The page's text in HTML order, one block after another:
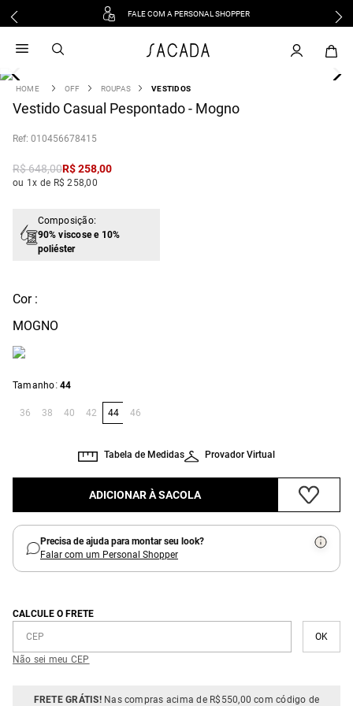
FALE COM A PERSONAL SHOPPER
OFF ROUPAS VESTIDOS
Vestido Casual Pespontado - Mogno
: 010456678415
R$648,00R$258,00
ou 1x de R$ 258,00
Composição:
90% viscose e 10%
poliéster
Cor :
MOGNO
Tamanho: 44
36 38 40 42 44 46
Provador Virtual
Tabela de Medidas
ADICIONAR À SACOLA
Precisa de ajuda para montar seu look?
Falar com um Personal Shopper
CALCULE O FRETE
Não sei meu CEP
FRETE GRÁTIS!Nas compras acima de R$550,00 com código de
vestido
3 º blusa
º tricot
º macacão
jeans
º vestido curto